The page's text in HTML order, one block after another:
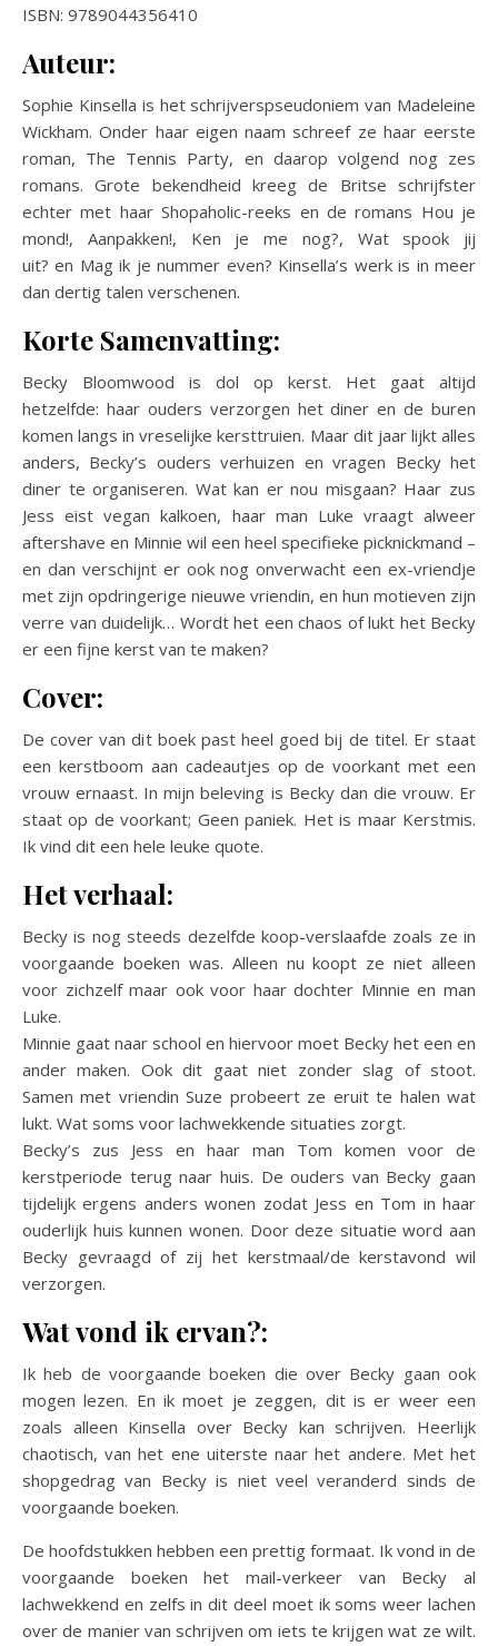
ISBN: 9789044356410
Auteur:
Sophie Kinsella is het schrijverspseudoniem van Madeleine
Wickham. Onder haar eigen naam schreef ze haar eerste
roman, The Tennis Party, en daarop volgend nog zes
romans. Grote bekendheid kreeg de Britse schrijfster
echter met haar Shopaholic-reeks en de romans Hou je
mond!, Aanpakken!, Ken je me nog?, Wat spook jij
uit? en Mag ik je nummer even? Kinsella’s werk is in meer
dan dertig talen verschenen.
Korte Samenvatting:
Becky Bloomwood is dol op kerst. Het gaat altijd
hetzelfde: haar ouders verzorgen het diner en de buren
komen langs in vreselijke kersttruien. Maar dit jaar lijkt alles
anders, Becky’s ouders verhuizen en vragen Becky het
diner te organiseren. Wat kan er nou misgaan? Haar zus
Jess eist vegan kalkoen, haar man Luke vraagt alweer
aftershave en Minnie wil een heel specifieke picknickmand –
en dan verschijnt er ook nog onverwacht een ex-vriendje
met zijn opdringerige nieuwe vriendin, en hun motieven zijn
verre van duidelijk… Wordt het een chaos of lukt het Becky
er een fijne kerst van te maken?
Cover:
De cover van dit boek past heel goed bij de titel. Er staat
een kerstboom aan cadeautjes op de voorkant met een
vrouw ernaast. In mijn beleving is Becky dan die vrouw. Er
staat op de voorkant; Geen paniek. Het is maar Kerstmis.
Ik vind dit een hele leuke quote.
Het verhaal:
Becky is nog steeds dezelfde koop-verslaafde zoals ze in
voorgaande boeken was. Alleen nu koopt ze niet alleen
voor zichzelf maar ook voor haar dochter Minnie en man
Luke.
Minnie gaat naar school en hiervoor moet Becky het een en
ander maken. Ook dit gaat niet zonder slag of stoot.
Samen met vriendin Suze probeert ze eruit te halen wat
lukt. Wat soms voor lachwekkende situaties zorgt.
Becky’s zus Jess en haar man Tom komen voor de
kerstperiode terug naar huis. De ouders van Becky gaan
tijdelijk ergens anders wonen zodat Jess en Tom in haar
ouderlijk huis kunnen wonen. Door deze situatie word aan
Becky gevraagd of zij het kerstmaal/de kerstavond wil
verzorgen.
Wat vond ik ervan?:
Ik heb de voorgaande boeken die over Becky gaan ook
mogen lezen. En ik moet je zeggen, dit is er weer een
zoals alleen Kinsella over Becky kan schrijven. Heerlijk
chaotisch, van het ene uiterste naar het andere. Met het
shopgedrag van Becky is niet veel veranderd sinds de
voorgaande boeken.
De hoofdstukken hebben een prettig formaat. Ik vond in de
voorgaande boeken het mail-verkeer van Becky al
lachwekkend en zelfs in dit deel moet ik soms weer lachen
over de manier van schrijven om iets te krijgen wat ze wilt.